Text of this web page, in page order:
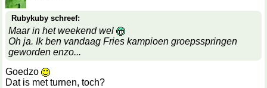
Rubykuby schreef:
Maar in het weekend wel
Oh ja. Ik ben vandaag Fries kampioen groepsspringen
geworden enzo...
Goedzo
Dat is met turnen, toch?